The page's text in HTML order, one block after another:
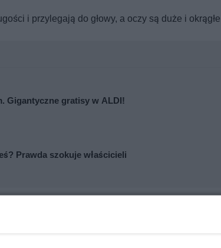
i przylegają do głowy, a oczy są duże i
Gigantyczne gratisy w ALDI!
Prawda szokuje właścicieli